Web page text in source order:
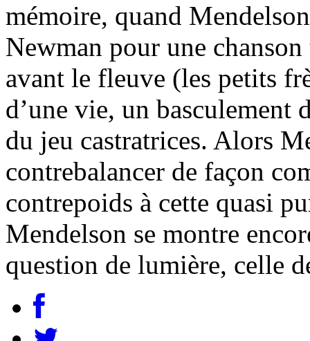
mémoire, quand
Newman pour une
avant le fleuve (les petits
d’une vie, un basculement
du jeu castratrices. Alors
contrebalancer de façon
contrepoids à cette quasi
Mendelson se montre
question de lumière, celle